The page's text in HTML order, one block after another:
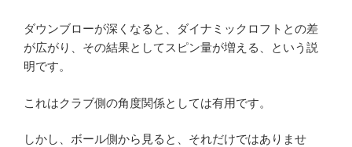
ダウンブローが深くなると、ダイナミックロフトとの差
が広がり、その結果としてスピン量が増える、という説
明です。
これはクラブ側の角度関係としては有用です。
しかし、ボール側から見ると、それだけではありませ